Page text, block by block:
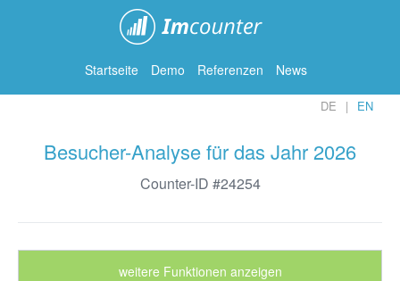
Startseite Demo Referenzen News
DE EN
Besucher-Analyse für das Jahr 2026
Counter-ID #24254
weitere Funktionen anzeigen